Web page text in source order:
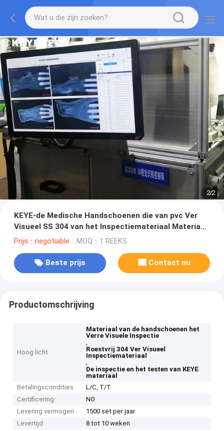
2/2
KEYE-de Medische Handschoenen die van pvc Ver
Visueel SS 304 van het Inspectiemateriaal Materiaal
testen
Prijs：negotiable MOQ：1 REEKS
Beste prijs Contact nu
Productomschrijving
Hoog licht
Materiaal van de handschoenen het
Verre Visuele Inspectie
,
Roestvrij 304 Ver Visueel
Inspectiemateriaal
,
De inspectie en het testen van KEYE
materiaal
Betalingscondities
L/C, T/T
Certificering
NO
Levering vermogen
1500 set per jaar
Levertijd
8 tot 10 weken